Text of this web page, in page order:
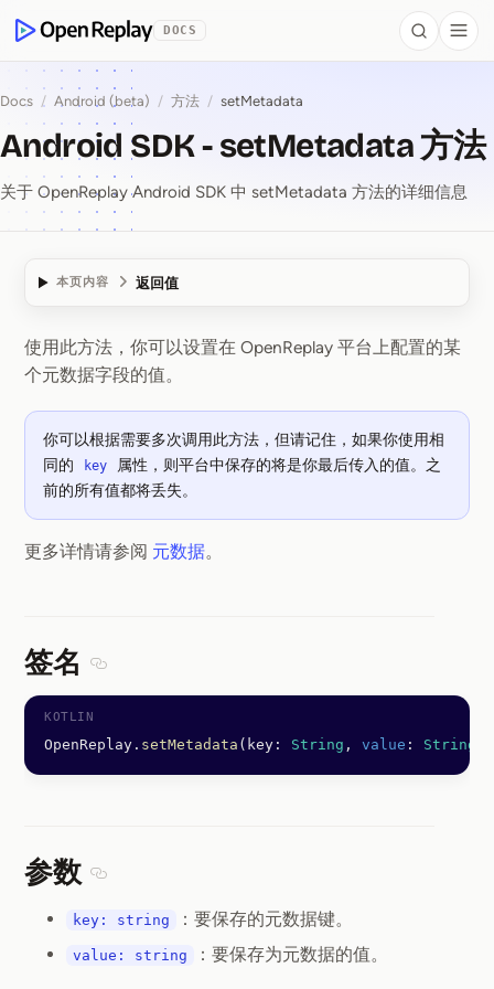
OpenReplay
DOCS Search
Docs / Android (beta) / 方法 / setMetadata
Android SDK - setMetadata 方法
关于 OpenReplay Android SDK 中 setMetadata 方法的详细信息
本页内容 返回值
Android SDK ⁠-⁠
使用此方法，你可以设置在 OpenReplay 平台上配置的某
个元数据字段的值。
你可以根据需要多次调用此方法，但请记住，如果你使用相
同的
key
属性，则平台中保存的将是你最后传入的值。之
前的所有值都将丢失。
更多详情请参阅 元数据。
签名
OpenReplay. setMetadata (key: String , value : String
参数
key: string ：要保存的元数据键。
value: string ：要保存为元数据的值。